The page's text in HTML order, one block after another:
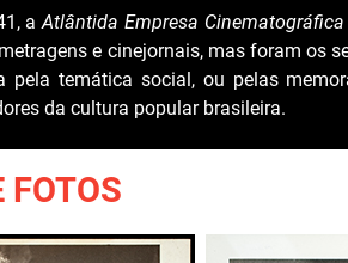
aAtlântida Empresa
e cinejornais, mas foram os
pela temática social, ou pelas
da cultura popular brasileira.
FOTOS